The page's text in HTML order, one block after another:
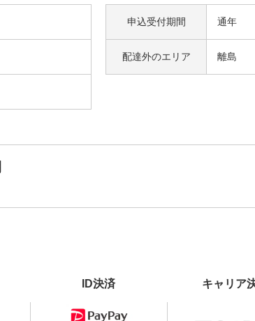
申込受付期間 通年
配達外のエリア 離島
ID決済 キャリア